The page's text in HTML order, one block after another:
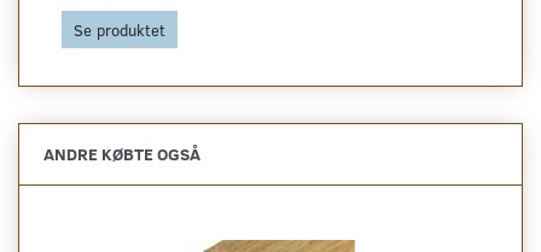
Se produktet
ANDRE KØBTE OGSÅ